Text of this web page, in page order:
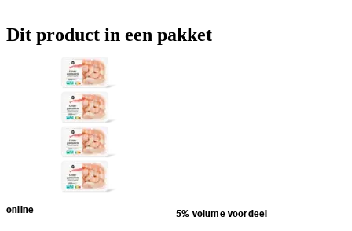
Dit product in een pakket
online 5% volume voordeel